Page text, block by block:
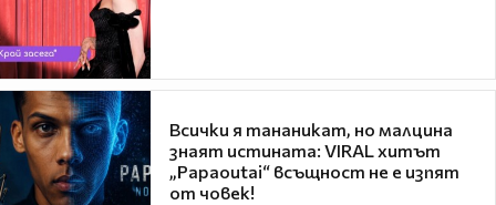
Всички я тананикат, но малцина
знаят истината: VIRAL хитът
„Papaoutai“ всъщност не е изпят
от човек!